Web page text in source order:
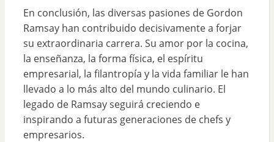
En conclusión, las diversas pasiones de Gordon
Ramsay han contribuido decisivamente a forjar
su extraordinaria carrera. Su amor por la cocina,
la enseñanza, la forma física, el espíritu
empresarial, la filantropía y la vida familiar le han
llevado a lo más alto del mundo culinario. El
legado de Ramsay seguirá creciendo e
inspirando a futuras generaciones de chefs y
empresarios.